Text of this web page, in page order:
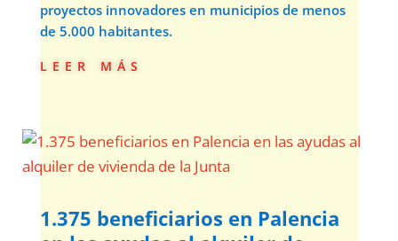
proyectos innovadores en municipios de menos
de 5.000 habitantes.
leer más
1.375 beneficiarios en Palencia